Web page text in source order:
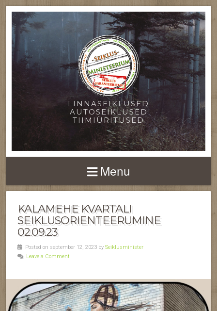
LINNASEIKLUSED
AUTOSEIKLUSED
TIIMIÜRITUSED
Menu
KALAMEHE KVARTALI
SEIKLUSORIENTEERUMINE
02.09.23
Posted on september 12, 2023 by Seiklusminister
Leave a Comment